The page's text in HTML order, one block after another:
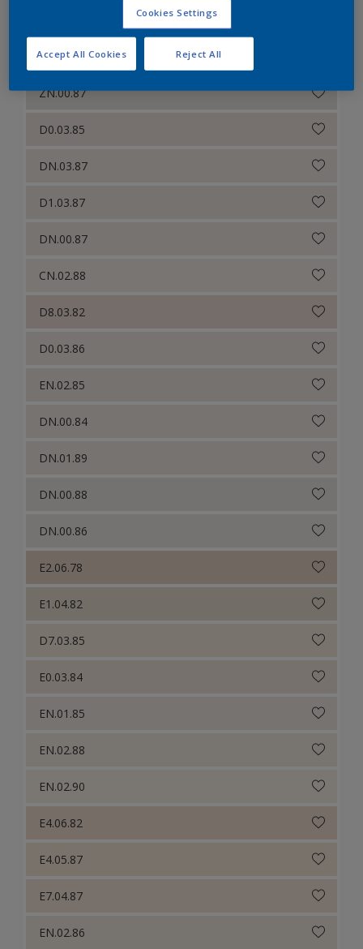
D0.03.83
ZN.00.87
D0.03.85
DN.03.87
D1.03.87
DN.00.87
CN.02.88
D8.03.82
D0.03.86
EN.02.85
DN.00.84
DN.01.89
DN.00.88
DN.00.86
E2.06.78
E1.04.82
D7.03.85
E0.03.84
EN.01.85
EN.02.88
EN.02.90
E4.06.82
E4.05.87
E7.04.87
EN.02.86
Cookies Settings
Reject All
Accept All Cookies